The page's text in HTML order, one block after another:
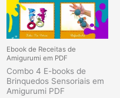
Ebook de Receitas de
Amigurumi em PDF
Combo 4 E-books de
Brinquedos Sensoriais em
Amigurumi PDF